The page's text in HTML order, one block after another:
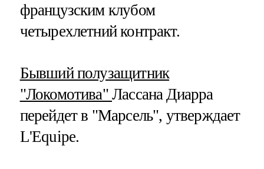
французским клубом
четырехлетний контракт.
Бывший полузащитник
"Локомотива" Лассана Диарра
перейдет в "Марсель", утверждает
L'Equipe.